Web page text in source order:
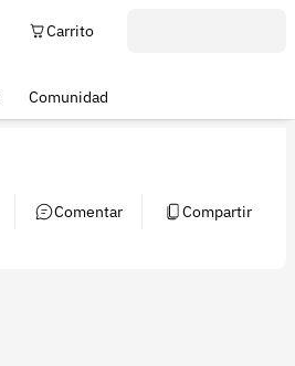
Carrito
Comunidad
Comentar Compartir